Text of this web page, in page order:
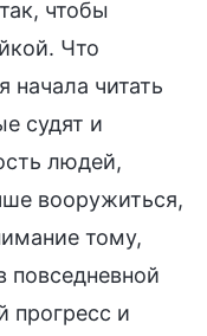
чтобы
Что
начала читать
судят и
людей,
вооружиться,
тому,
повседневной
прогресс и